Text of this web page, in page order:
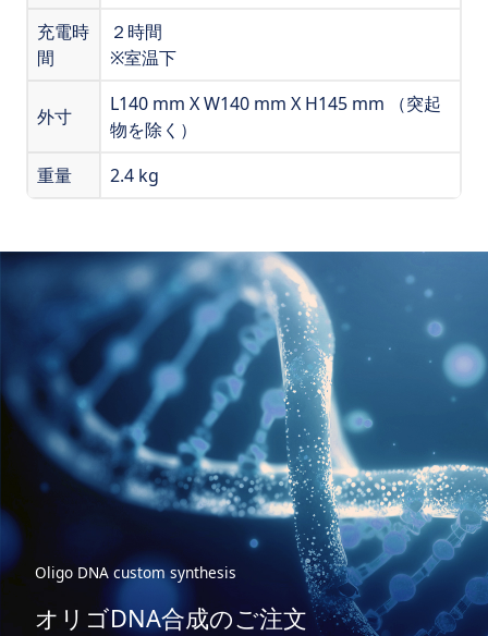
充電時
間
２時間
※室温下
外寸
L140 mm X W140 mm X H145 mm （突起
物を除く）
重量
2.4 kg
Oligo DNA custom synthesis
オリゴDNA合成のご注文